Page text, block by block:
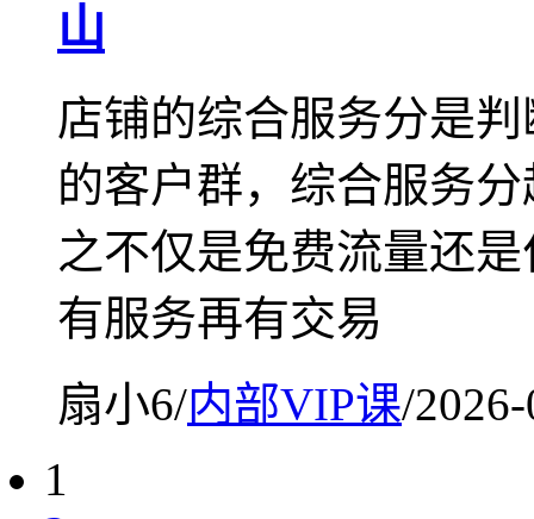
山
店铺的综合服务分是
的客户群，综合服务
之不仅是免费流量还
有服务再有交易
扇小6/内部VIP课/
1